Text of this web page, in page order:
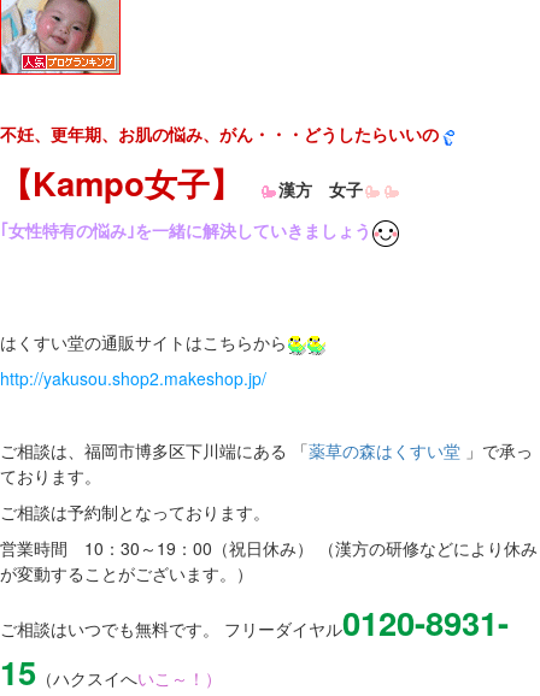
不妊、更年期、お肌の悩み、がん・・・どうしたらいいの
【Kampo女子】
漢方 女子
｢女性特有の悩み｣を一緒に解決していきましょう
はくすい堂の通販サイトはこちらから
http://yakusou.shop2.makeshop.jp/
ご相談は、福岡市博多区下川端にある 「薬草の森はくすい堂 」で承っ
ております。
ご相談は予約制となっております。
営業時間 10：30～19：00（祝日休み） （漢方の研修などにより休み
が変動することがございます。）
ご相談はいつでも無料です。 フリーダイヤル0120-8931-
15 （ハクスイへいこ～！）